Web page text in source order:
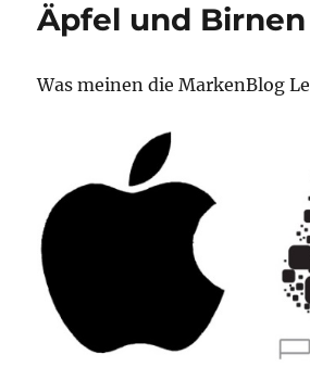
Äpfel und Birnen
Was meinen die MarkenBlog